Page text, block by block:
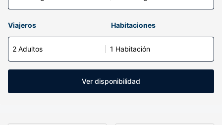
Viajeros Habitaciones
2 Adultos 1 Habitación
Ver disponibilidad